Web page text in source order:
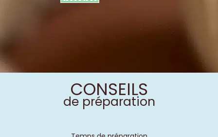
CONSEILS
de préparation